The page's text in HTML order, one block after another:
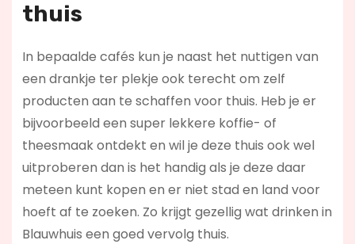
thuis
In bepaalde cafés kun je naast het nuttigen van
een drankje ter plekje ook terecht om zelf
producten aan te schaffen voor thuis. Heb je er
bijvoorbeeld een super lekkere koffie- of
theesmaak ontdekt en wil je deze thuis ook wel
uitproberen dan is het handig als je deze daar
meteen kunt kopen en er niet stad en land voor
hoeft af te zoeken. Zo krijgt gezellig wat drinken in
Blauwhuis een goed vervolg thuis.